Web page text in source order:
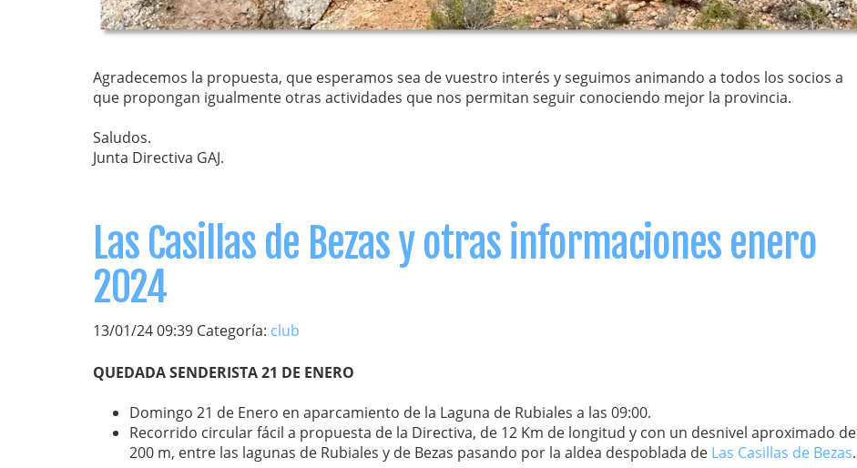
Agradecemos la propuesta, que esperamos sea de vuestro interés y seguimos animando a todos los socios a
que propongan igualmente otras actividades que nos permitan seguir conociendo mejor la provincia.
Saludos.
Junta Directiva GAJ.
Las Casillas de Bezas y otras informaciones enero
2024
13/01/24 09:39 Categoría: club
QUEDADA SENDERISTA 21 DE ENERO
Domingo 21 de Enero en aparcamiento de la Laguna de Rubiales a las 09:00.
Recorrido circular fácil a propuesta de la Directiva, de 12 Km de longitud y con un desnivel aproximado de
200 m, entre las lagunas de Rubiales y de Bezas pasando por la aldea despoblada de Las Casillas de Bezas.